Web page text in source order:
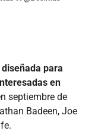
para
en
septiembre de
Badeen, Joe